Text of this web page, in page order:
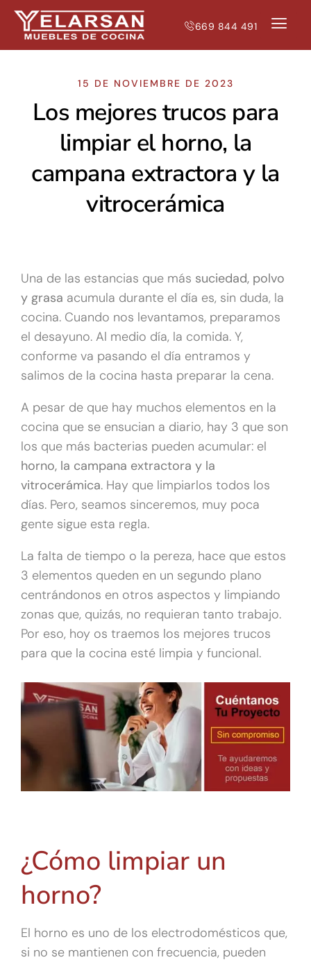
669 844 491
15 DE NOVIEMBRE DE 2023
Los mejores trucos para
limpiar el horno, la
campana extractora y la
vitrocerámica
Una de las estancias que más suciedad, polvo
y grasa acumula durante el día es, sin duda, la
cocina. Cuando nos levantamos, preparamos
el desayuno. Al medio día, la comida. Y,
conforme va pasando el día entramos y
salimos de la cocina hasta preparar la cena.
A pesar de que hay muchos elementos en la
cocina que se ensucian a diario, hay 3 que son
los que más bacterias pueden acumular: el
horno, la campana extractora y la
vitrocerámica. Hay que limpiarlos todos los
días. Pero, seamos sinceremos, muy poca
gente sigue esta regla.
La falta de tiempo o la pereza, hace que estos
3 elementos queden en un segundo plano
centrándonos en otros aspectos y limpiando
zonas que, quizás, no requieran tanto trabajo.
Por eso, hoy os traemos los mejores trucos
para que la cocina esté limpia y funcional.
¿Cómo limpiar un
horno?
El horno es uno de los electrodomésticos que,
si no se mantienen con frecuencia, pueden